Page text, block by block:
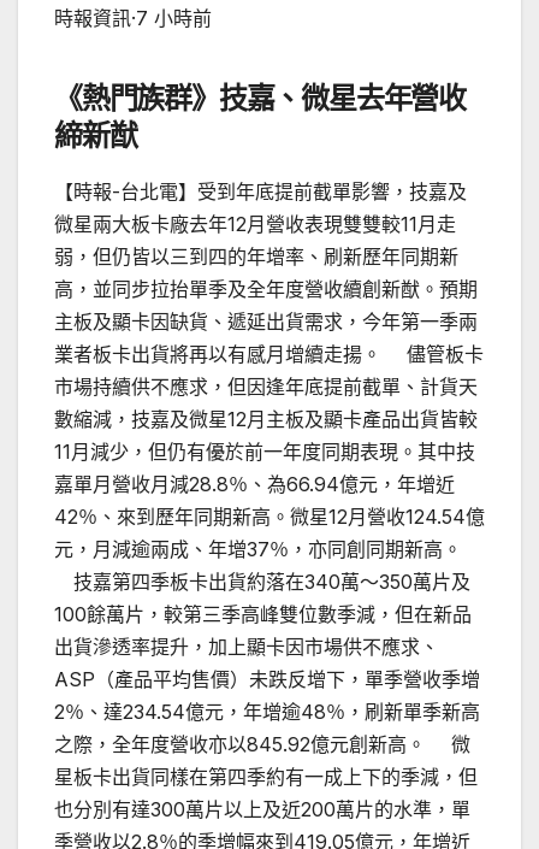
時報資訊·7 小時前
《熱門族群》技嘉、微星去年營收
締新猷
【時報-台北電】受到年底提前截單影響，技嘉及
微星兩大板卡廠去年12月營收表現雙雙較11月走
弱，但仍皆以三到四的年增率、刷新歷年同期新
高，並同步拉抬單季及全年度營收續創新猷。預期
主板及顯卡因缺貨、遞延出貨需求，今年第一季兩
業者板卡出貨將再以有感月增續走揚。 儘管板卡
市場持續供不應求，但因逢年底提前截單、計貨天
數縮減，技嘉及微星12月主板及顯卡產品出貨皆較
11月減少，但仍有優於前一年度同期表現。其中技
嘉單月營收月減28.8％、為66.94億元，年增近
42％、來到歷年同期新高。微星12月營收124.54億
元，月減逾兩成、年增37％，亦同創同期新高。
技嘉第四季板卡出貨約落在340萬～350萬片及
100餘萬片，較第三季高峰雙位數季減，但在新品
出貨滲透率提升，加上顯卡因市場供不應求、
ASP（產品平均售價）未跌反增下，單季營收季增
2％、達234.54億元，年增逾48％，刷新單季新高
之際，全年度營收亦以845.92億元創新高。 微
星板卡出貨同樣在第四季約有一成上下的季減，但
也分別有達300萬片以上及近200萬片的水準，單
季營收以2.8％的季增幅來到419.05億元，年增近